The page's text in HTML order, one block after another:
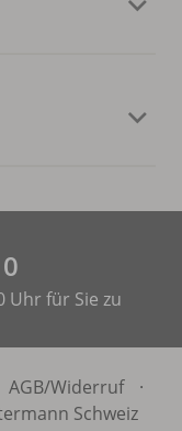
Uhr für Sie zu
AGB/Widerruf
·
Schweiz